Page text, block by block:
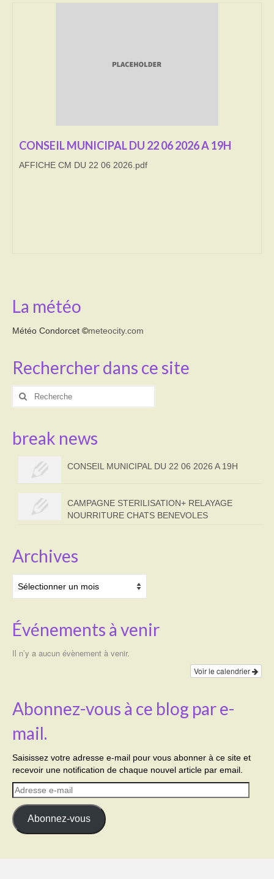
LE BRULAGE DES VEGETAUX
CONSEIL MUNICIPAL DU 22 06 2026 A 19H
AFFICHE CM DU 22 06 2026.pdf
La météo
Météo Condorcet ©meteocity.com
Rechercher dans ce site
Rechercher
break news
CONSEIL MUNICIPAL DU 22 06 2026 A 19H
CAMPAGNE STERILISATION+ RELAYAGE
NOURRITURE CHATS BENEVOLES
Archives
Événements à venir
Il n’y a aucun évènement à venir.
Voir le calendrier
Abonnez-vous à ce blog par e-
mail.
Saisissez votre adresse e-mail pour vous abonner à ce site et
recevoir une notification de chaque nouvel article par email.
Adresse
e-
mail
Abonnez-vous